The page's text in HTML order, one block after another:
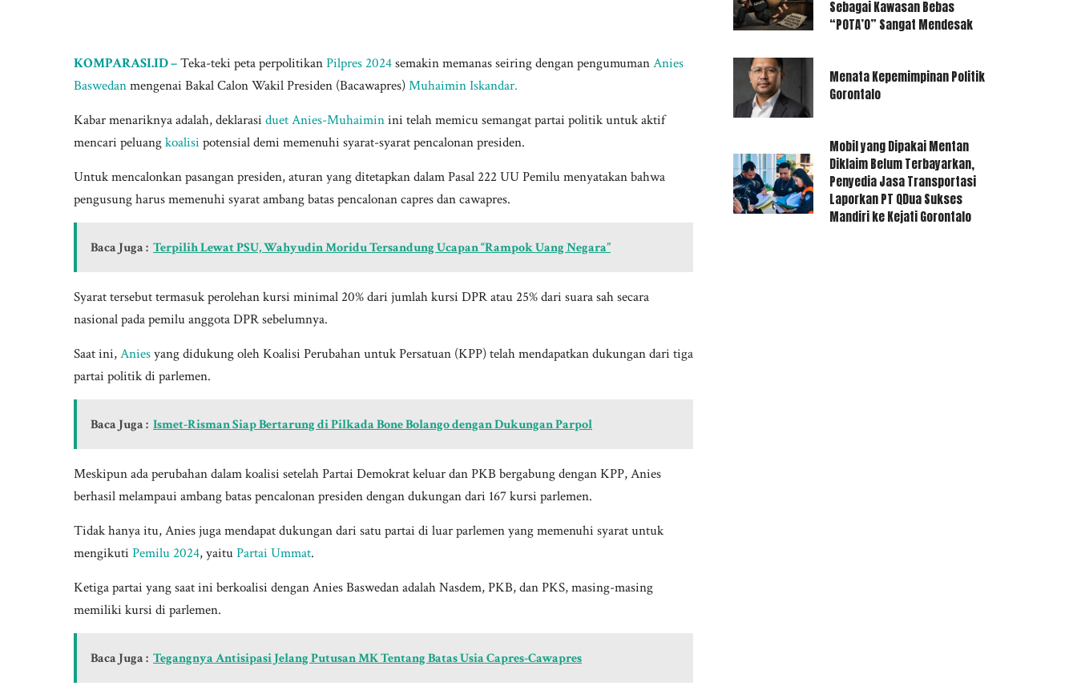
KOMPARASI.ID –Teka-teki peta perpolitikanPilpres 2024semakin memanas seiring dengan pengumumanAnies
Baswedanmengenai Bakal Calon Wakil Presiden (Bacawapres)Muhaimin Iskandar.
Kabar menariknya adalah, deklarasi duet Anies-Muhaiminini telah memicu semangat partai politik untuk aktif
mencari peluangkoalisi potensial demi memenuhi syarat-syarat pencalonan presiden.
Untuk mencalonkan pasangan presiden, aturan yang ditetapkan dalam Pasal 222 UU Pemilu menyatakan bahwa
pengusung harus memenuhi syarat ambang batas pencalonan capres dan cawapres.
Baca Juga : Terpilih Lewat PSU, Wahyudin Moridu Tersandung Ucapan “Rampok Uang Negara”
Syarat tersebut termasuk perolehan kursi minimal 20% dari jumlah kursi DPR atau 25% dari suara sah secara
nasional pada pemilu anggota DPR sebelumnya.
Saat ini,Aniesyang didukung oleh Koalisi Perubahan untuk Persatuan (KPP) telah mendapatkan dukungan dari tiga
partai politik di parlemen.
Baca Juga : Ismet-Risman Siap Bertarung di Pilkada Bone Bolango dengan Dukungan Parpol
Meskipun ada perubahan dalam koalisi setelah Partai Demokrat keluar dan PKB bergabung dengan KPP, Anies
berhasil melampaui ambang batas pencalonan presiden dengan dukungan dari 167 kursi parlemen.
Tidak hanya itu, Anies juga mendapat dukungan dari satu partai di luar parlemen yang memenuhi syarat untuk
mengikuti Pemilu 2024, yaituPartai Ummat.
Ketiga partai yang saat ini berkoalisi dengan Anies Baswedan adalah Nasdem, PKB, dan PKS, masing-masing
memiliki kursi di parlemen.
Baca Juga : Tegangnya Antisipasi Jelang Putusan MK Tentang Batas Usia Capres-Cawapres
Sebagai Kawasan Bebas
“POTA’O” Sangat Mendesak
Menata Kepemimpinan Politik
Gorontalo
Mobil yang Dipakai Mentan
Diklaim Belum Terbayarkan,
Penyedia Jasa Transportasi
Laporkan PT QDua Sukses
Mandiri ke Kejati Gorontalo